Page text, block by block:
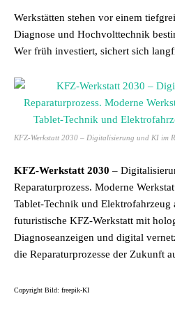
Werkstätten stehen vor einem
Diagnose und Hochvolttechnik
Wer früh investiert, sichert sich
KFZ-Werkstatt 2030 – Digitalisierung und KI im
KFZ-Werkstatt 2030 –
Reparaturprozess. Moderne
Tablet-Technik und Elektrofahrzeug
futuristische KFZ-Werkstatt mit
Diagnoseanzeigen und digital
die Reparaturprozesse der Zukunft
Copyright Bild: freepik-KI